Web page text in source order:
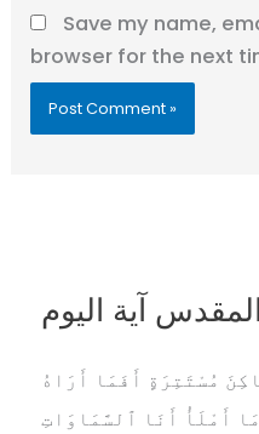
Save my name,
browser for the next
آية اليوم
مُسْتَتِرَةٍ أَفَمَا أَرَاهُ
أَمْلَأُ أَنَا ٱلسَّمَاوَاتِ